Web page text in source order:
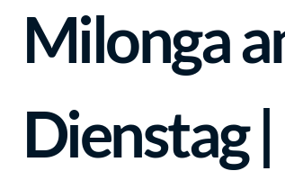
Milonga
Dienstag |